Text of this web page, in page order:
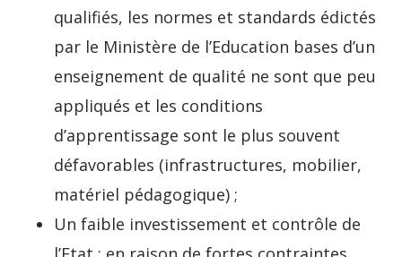
qualifiés, les normes et standards édictés
par le Ministère de l’Education bases d’un
enseignement de qualité ne sont que peu
appliqués et les conditions
d’apprentissage sont le plus souvent
défavorables (infrastructures, mobilier,
matériel pédagogique) ;
Un faible investissement et contrôle de